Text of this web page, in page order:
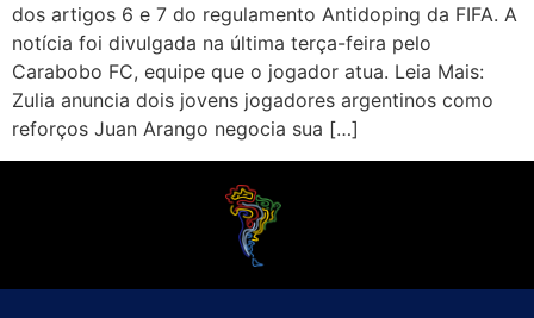
dos artigos 6 e 7 do regulamento Antidoping da FIFA. A
notícia foi divulgada na última terça-feira pelo
Carabobo FC, equipe que o jogador atua. Leia Mais:
Zulia anuncia dois jovens jogadores argentinos como
reforços Juan Arango negocia sua […]